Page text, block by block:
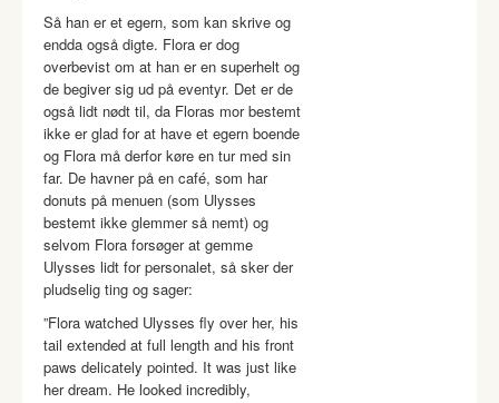
Så han er et egern, som kan skrive og
endda også digte. Flora er dog
overbevist om at han er en superhelt og
de begiver sig ud på eventyr. Det er de
også lidt nødt til, da Floras mor bestemt
ikke er glad for at have et egern boende
og Flora må derfor køre en tur med sin
far. De havner på en café, som har
donuts på menuen (som Ulysses
bestemt ikke glemmer så nemt) og
selvom Flora forsøger at gemme
Ulysses lidt for personalet, så sker der
pludselig ting og sager:
”Flora watched Ulysses fly over her, his
tail extended at full length and his front
paws delicately pointed. It was just like
her dream. He looked incredibly,